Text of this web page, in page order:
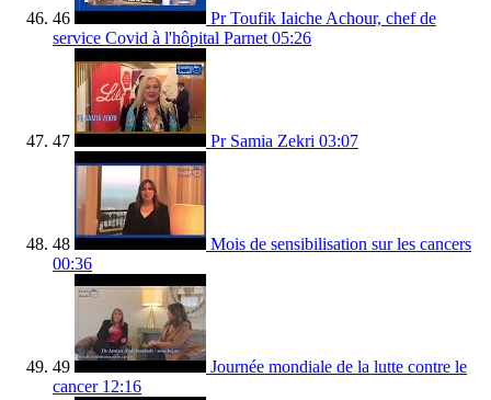
46
Pr Toufik Iaiche Achour, chef de
service Covid à l'hôpital Parnet 05:26
47 Pr Samia Zekri 03:07
48
Mois de sensibilisation sur les cancers
00:36
49
Journée mondiale de la lutte contre le
cancer 12:16